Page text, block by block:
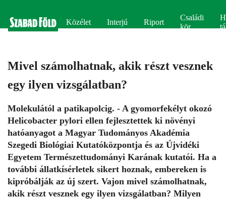
Közélet Interjú Riport
Családi
kör
Mivel számolhatnak, akik részt vesznek
egy ilyen vizsgálatban?
Molekulától a patikapolcig. - A gyomorfekélyt okozó
Helicobacter pylori ellen fejlesztettek ki növényi
hatóanyagot a Magyar Tudományos Akadémia
Szegedi Biológiai Kutatóközpontja és az Újvidéki
Egyetem Természettudományi Karának kutatói. Ha a
további állatkísérletek sikert hoznak, embereken is
kipróbálják az új szert. Vajon mivel számolhatnak,
akik részt vesznek egy ilyen vizsgálatban? Milyen